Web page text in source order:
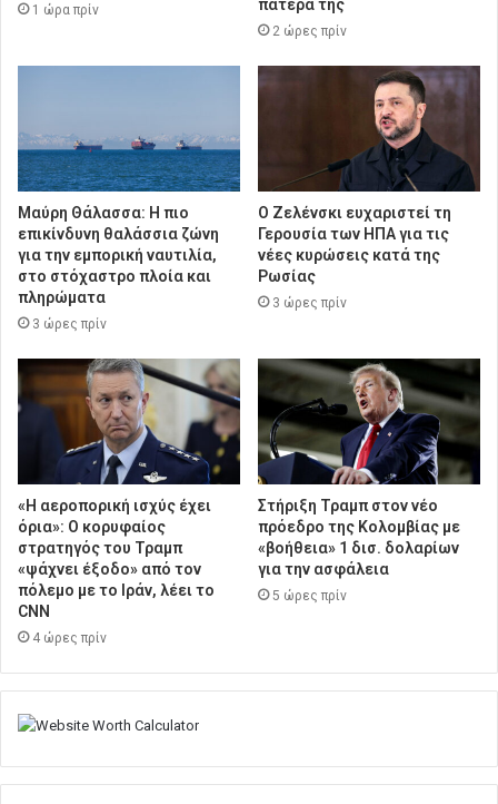
1 ώρα πρίν
πατέρα της
2 ώρες πρίν
Μαύρη Θάλασσα: Η πιο
επικίνδυνη θαλάσσια ζώνη
για την εμπορική ναυτιλία,
στο στόχαστρο πλοία και
πληρώματα
3 ώρες πρίν
Ο Ζελένσκι ευχαριστεί τη
Γερουσία των ΗΠΑ για τις
νέες κυρώσεις κατά της
Ρωσίας
3 ώρες πρίν
«Η αεροπορική ισχύς έχει
όρια»: Ο κορυφαίος
στρατηγός του Τραμπ
«ψάχνει έξοδο» από τον
πόλεμο με το Ιράν, λέει το
CNN
4 ώρες πρίν
Στήριξη Τραμπ στον νέο
πρόεδρο της Κολομβίας με
«βοήθεια» 1 δισ. δολαρίων
για την ασφάλεια
5 ώρες πρίν